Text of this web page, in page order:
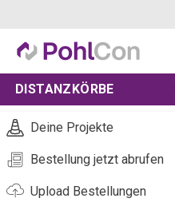
Deine Projekte
Bestellung jetzt abrufen
Upload Bestellungen
DISTANZKÖRBE